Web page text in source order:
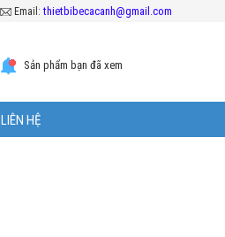
Email:thietbibecacanh@gmail.com
Sản phẩm bạn đã xem
LIÊN HỆ